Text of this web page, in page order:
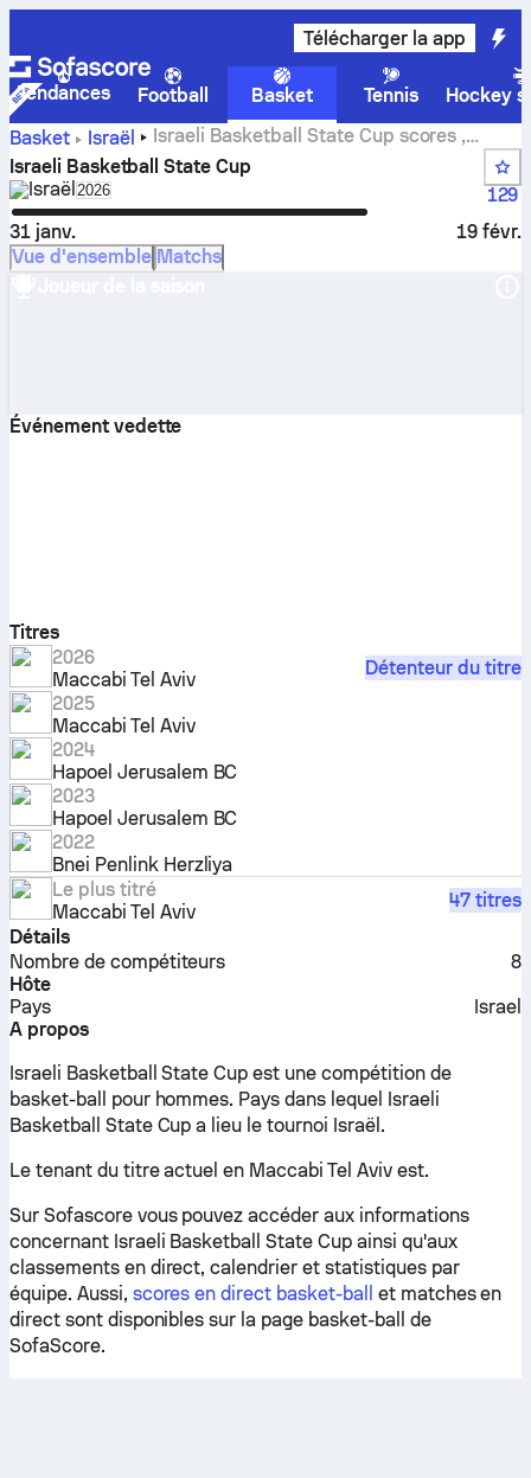
Télécharger la app
Tendances Football Basket Tennis
Hockey
Basket
Israël
Israeli Basketball State Cup scores ,
classements calendrier et statistiques
Israeli Basketball State Cup
Israël Select season in unique tournament header
2026
129
31 janv.
19 févr.
Vue d'ensemble Matchs
Événement vedette
Titres
2026
Maccabi Tel Aviv
Détenteur du titre
2025
Maccabi Tel Aviv
2024
Hapoel Jerusalem BC
2023
Hapoel Jerusalem BC
2022
Bnei Penlink Herzliya
Le plus titré
Maccabi Tel Aviv
47 titres
Détails
Nombre de compétiteurs
8
Hôte
Pays
Israel
A propos
Israeli Basketball State Cup est une compétition de
basket-ball pour hommes. Pays dans lequel Israeli
Basketball State Cup a lieu le tournoi Israël.
Le tenant du titre actuel en Maccabi Tel Aviv est.
Sur Sofascore vous pouvez accéder aux informations
concernant Israeli Basketball State Cup ainsi qu'aux
classements en direct, calendrier et statistiques par
équipe. Aussi, scores en direct basket-ball
et matches en
direct sont disponibles sur la page basket-ball de
SofaScore.